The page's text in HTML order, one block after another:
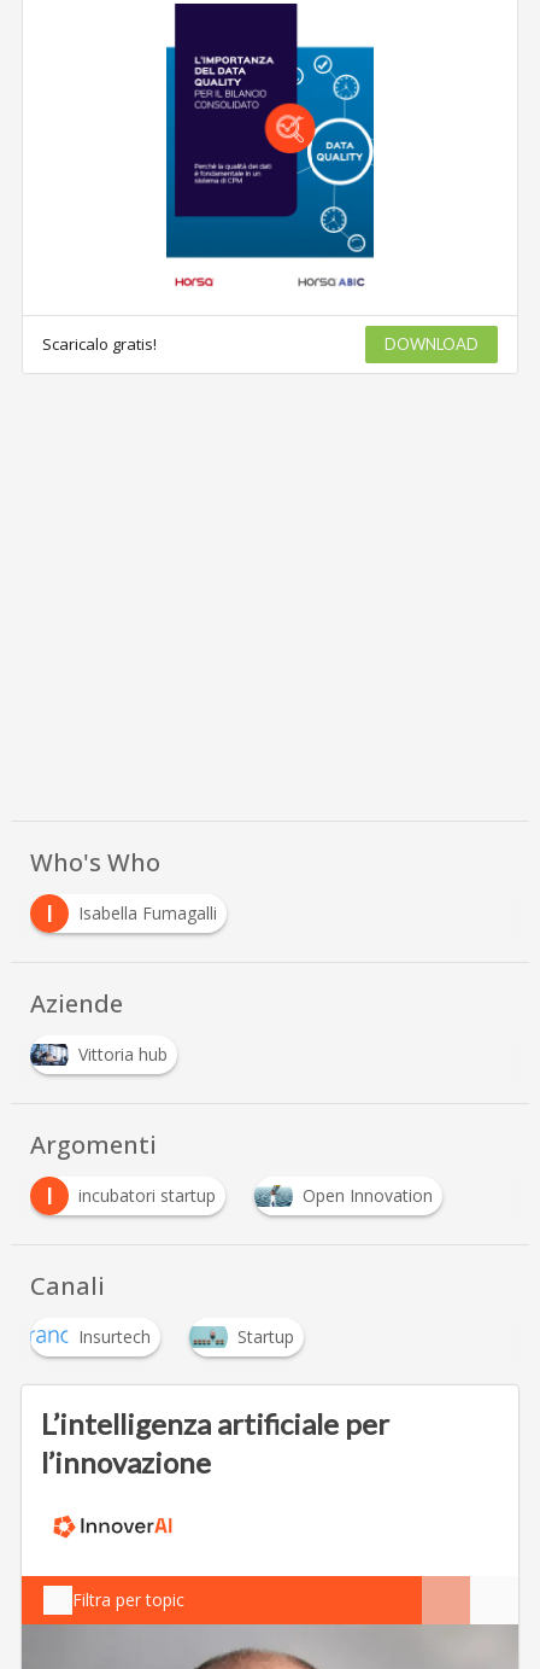
Scaricalo gratis! DOWNLOAD
Who's Who
I
Isabella Fumagalli
Aziende
Vittoria hub
Argomenti
I
incubatori startup Open Innovation
Canali
Insurtech Startup
L’intelligenza artificiale per
l’innovazione
Filtra per topic